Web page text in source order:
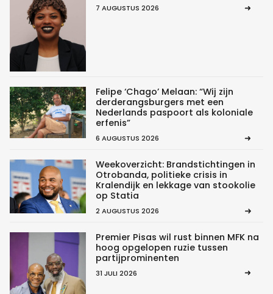
7 AUGUSTUS 2026
Felipe ‘Chago’ Melaan: “Wij zijn
derderangsburgers met een
Nederlands paspoort als koloniale
erfenis”
6 AUGUSTUS 2026
Weekoverzicht: Brandstichtingen in
Otrobanda, politieke crisis in
Kralendijk en lekkage van stookolie
op Statia
2 AUGUSTUS 2026
Premier Pisas wil rust binnen MFK na
hoog opgelopen ruzie tussen
partijprominenten
31 JULI 2026